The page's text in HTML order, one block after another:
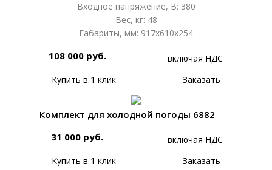
Входное напряжение, В: 380
Вес, кг: 48
Габариты, мм: 917х610х254
108 000 руб.
включая НДС
Купить в 1 клик
Заказать
Комплект для холодной погоды 6882
31 000 руб.
включая НДС
Купить в 1 клик
Заказать